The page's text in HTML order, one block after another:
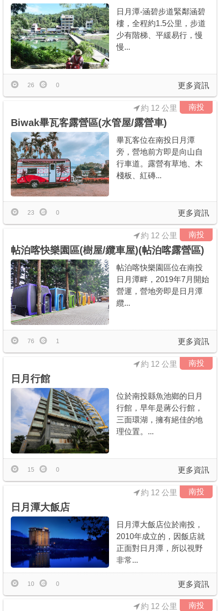
日月潭-涵碧步道緊鄰涵碧
樓，全程約1.5公里，步道
少有階梯、平緩易行，慢
慢...
更多資訊
26 0
南投
Biwak畢瓦客露營區(水管屋/露營車)
約 12 公里
畢瓦客位在南投日月潭
旁，營地前方即是向山自
行車道。露營有草地、木
棧板、紅磚...
更多資訊
23 0
南投
帖泊喀快樂園區(樹屋/纜車屋)(帖泊喀露營區)
約 12 公里
帖泊喀快樂園區位在南投
日月潭畔，2019年7月開始
營運，營地旁即是日月潭
纜...
更多資訊
76 1
南投
日月行館
約 12 公里
位於南投縣魚池鄉的日月
行館，早年是蔣公行館，
三面環湖，擁有絕佳的地
理位置。...
更多資訊
15 0
南投
日月潭大飯店
約 12 公里
日月潭大飯店位於南投，
2010年成立的，因飯店就
正面對日月潭，所以視野
非常...
更多資訊
10 0
南投
約 12 公里